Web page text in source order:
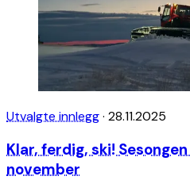
Utvalgte innlegg· 28.11.2025
Klar, ferdig, ski!
november